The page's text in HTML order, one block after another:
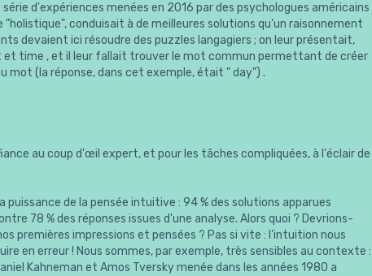
série d'expériences menées en 2016 par des psychologues américains
conduisait à de meilleures solutions qu'un raisonnement
devaient ici résoudre des puzzles langagiers ; on leur présentait,
et time , et il leur fallait trouver le mot commun permettant de créer
mot (la réponse, dans cet exemple, était " day") .
au coup d'œil expert, et pour les tâches compliquées, à l'éclair de
de la pensée intuitive : 94 % des solutions apparues
78 % des réponses issues d'une analyse. Alors quoi ? Devrions-
premières impressions et pensées ? Pas si vite : l'intuition nous
en erreur ! Nous sommes, par exemple, très sensibles au contexte :
Kahneman et Amos Tversky menée dans les années 1980 a